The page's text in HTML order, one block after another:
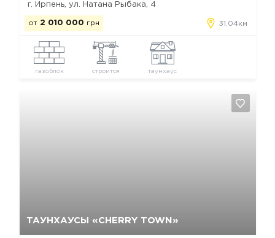
г. Ирпень, ул. Натана Рыбака, 4
от 2 010 000 грн 31.04км
газоблок строится таунхаус
ТАУНХАУСЫ «CHERRY TOWN»